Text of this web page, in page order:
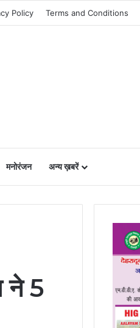
Policy Terms and Conditions
मनोरंजन अन्य ख़बरें
ने 5